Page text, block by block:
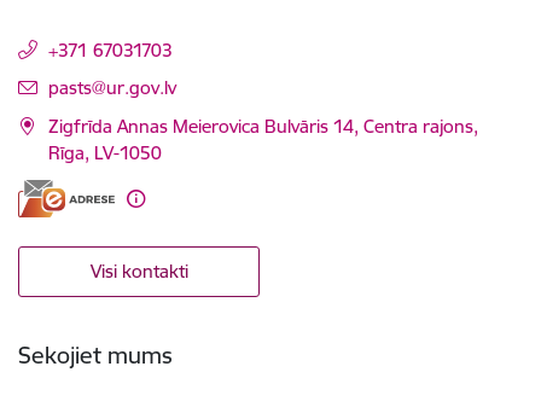
+371 67031703
E-pasts:
pasts@ur.gov.lv
Zigfrīda Annas Meierovica Bulvāris 14, Centra rajons,
Rīga, LV-1050
Visi kontakti
Sekojiet mums